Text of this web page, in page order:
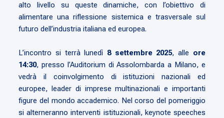
alto livello su queste dinamiche, con l’obiettivo di
alimentare una riflessione sistemica e trasversale sul
futuro dell’industria italiana ed europea.
L’incontro si terrà lunedì 8 settembre 2025, alle ore
14:30, presso l’Auditorium di Assolombarda a Milano, e
vedrà il coinvolgimento di istituzioni nazionali ed
europee, leader di imprese multinazionali e importanti
figure del mondo accademico. Nel corso del pomeriggio
si alterneranno interventi istituzionali, keynote speeches